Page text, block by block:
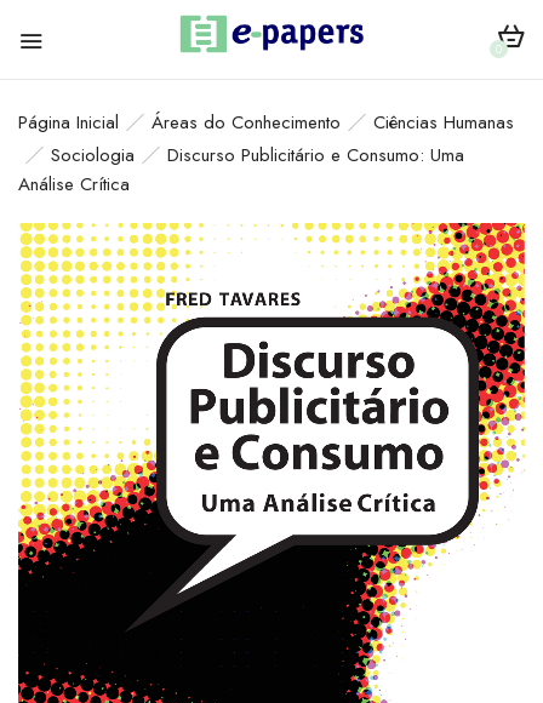
0
Página Inicial Áreas do Conhecimento
Ciências Humanas
Sociologia
Discurso Publicitário e Consumo: Uma
Análise Crítica